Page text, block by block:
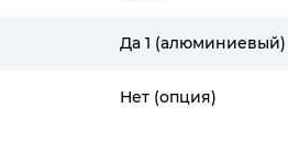
Да 1 (алюминиевый)
Нет (опция)